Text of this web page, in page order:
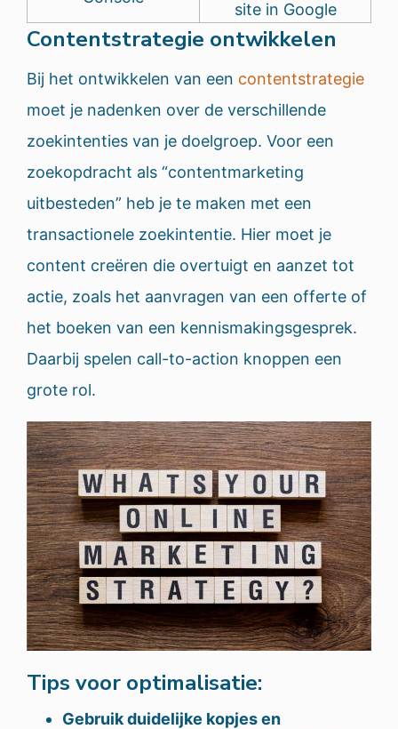
site in Google
Contentstrategie ontwikkelen
Bij het ontwikkelen van een contentstrategie
moet je nadenken over de verschillende
zoekintenties van je doelgroep. Voor een
zoekopdracht als “contentmarketing
uitbesteden” heb je te maken met een
transactionele zoekintentie. Hier moet je
content creëren die overtuigt en aanzet tot
actie, zoals het aanvragen van een offerte of
het boeken van een kennismakingsgesprek.
Daarbij spelen call-to-action knoppen een
grote rol.
Tips voor optimalisatie:
Gebruik duidelijke kopjes en